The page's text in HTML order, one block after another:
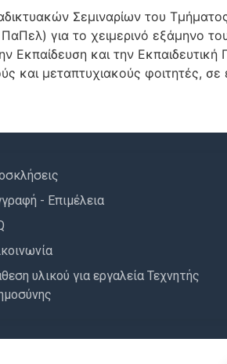
Σεμιναρίων του Τμήματος
για το χειμερινό εξάμηνο
Εκπαίδευση και την Εκπαιδευτική
και μεταπτυχιακούς φοιτητές,
- Επιμέλεια
υλικού για εργαλεία Τεχνητής